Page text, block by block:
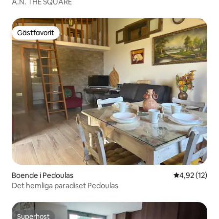
Gästfavorit
Gästfavorit
Boende i Pedoulas 4,92 av 5 i
4,92 (12)
Det hemliga paradiset Pedoulas
Superhost